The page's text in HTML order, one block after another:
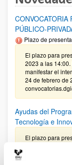
CONVOCATORIA
PÚBLICO-
Plazo de
El plazo para
2023 a las
manifestar el
24 de febrero de
Ayudas del
Tecnología e
El plazo para